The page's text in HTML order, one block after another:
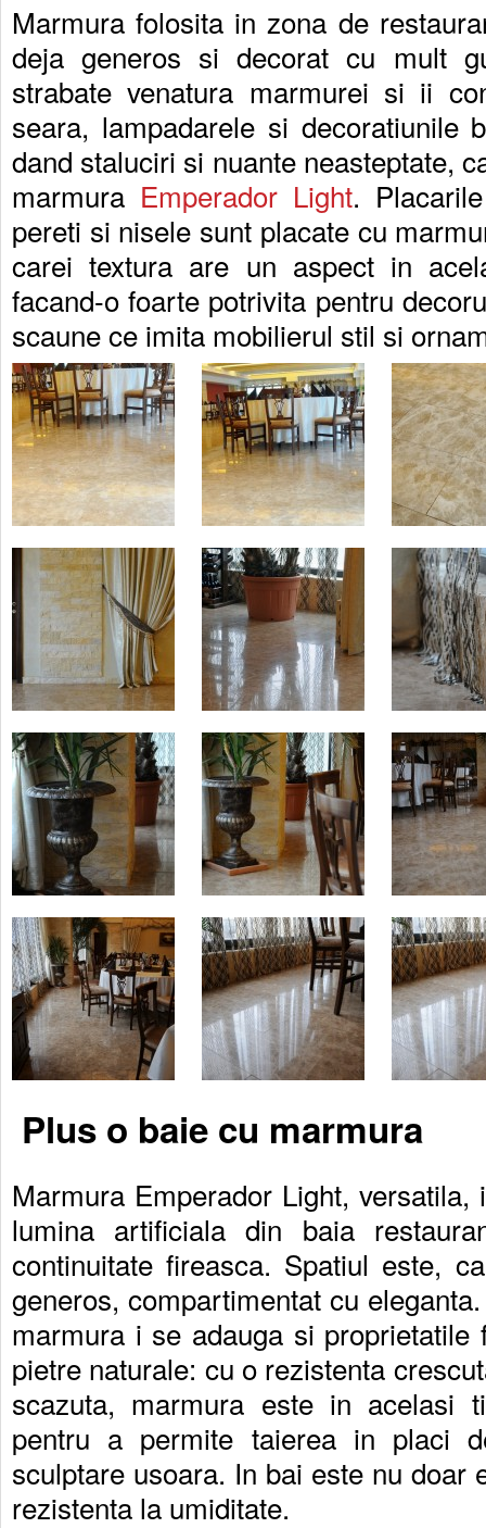
Marmura folosita in zona de
deja generos si decorat cu mult
strabate venatura marmurei si ii
seara, lampadarele si decoratiunile
dand staluciri si nuante neasteptate,
marmura Emperador Light.
pereti si nisele sunt placate cu
carei textura are un aspect in
facand-o foarte potrivita pentru
scaune ce imita mobilierul stil si
Plus o baie cu marmura
Marmura Emperador Light,
lumina artificiala din baia
continuitate fireasca. Spatiul este,
generos, compartimentat cu
marmura i se adauga si proprietatile
pietre naturale: cu o rezistenta
scazuta, marmura este in acelasi
pentru a permite taierea in placi
sculptare usoara. In bai este nu doar
rezistenta la umiditate.